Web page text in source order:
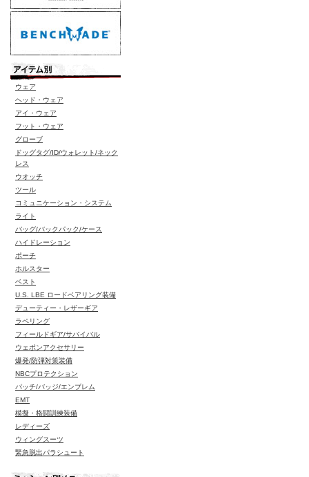
ウェア
ヘッド・ウェア
アイ・ウェア
フット・ウェア
グローブ
ドッグタグ/ID/ウォレット/ネック
レス
ウオッチ
ツール
コミュニケーション・システム
ライト
バッグ/バックパック/ケース
ハイドレーション
ポーチ
ホルスター
ベスト
U.S. LBE ロードベアリング装備
デューティー・レザーギア
ラペリング
フィールドギア/サバイバル
ウェポンアクセサリー
爆発/防弾対策装備
NBCプロテクション
パッチ/バッジ/エンブレム
EMT
模擬・格闘訓練装備
レディーズ
ウィングスーツ
緊急脱出パラシュート